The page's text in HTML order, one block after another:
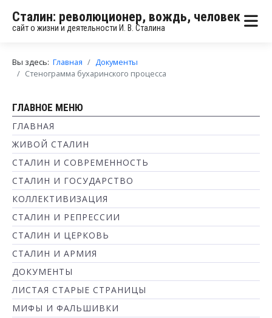
Сталин: революционер, вождь, человек
сайт о жизни и деятельности И. В. Сталина
Вы здесь: Главная
Документы
Стенограмма бухаринского процесса
ГЛАВНОЕ МЕНЮ
ГЛАВНАЯ
ЖИВОЙ СТАЛИН
СТАЛИН И СОВРЕМЕННОСТЬ
СТАЛИН И ГОСУДАРСТВО
КОЛЛЕКТИВИЗАЦИЯ
СТАЛИН И РЕПРЕССИИ
СТАЛИН И ЦЕРКОВЬ
СТАЛИН И АРМИЯ
ДОКУМЕНТЫ
ЛИСТАЯ СТАРЫЕ СТРАНИЦЫ
МИФЫ И ФАЛЬШИВКИ